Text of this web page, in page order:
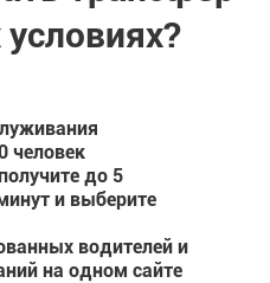
человек
до 5
и выберите
водителей и
на одном сайте